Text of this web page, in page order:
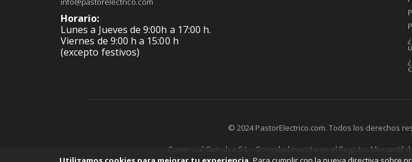
Horario:
Lunes a Jueves de 9:00h a 17:00 h.
Viernes de 9:00 h a 15:00 h
(excepto festivos)
© 2024 PastorElectrico.com. Todos los derechos
Comercial Guiralsa S.L. - Sociedad inscrita en el Registro Mercantil